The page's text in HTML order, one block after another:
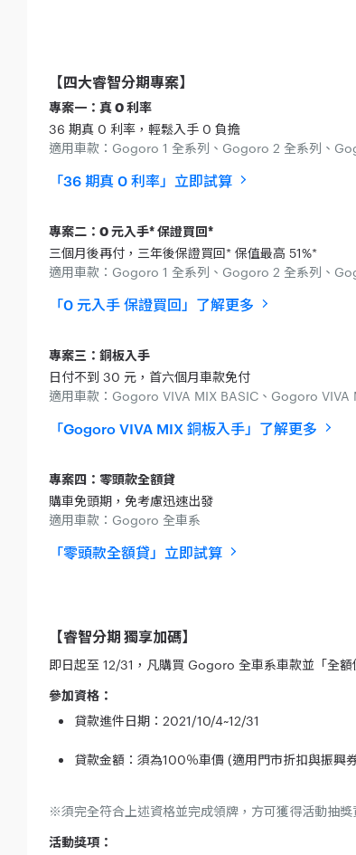
【四大睿智分期專案】
專案一：真 0 利率
36 期真 0 利率，輕鬆入手 0 負擔
適用車款：Gogoro 1 全系列、Gogoro 2 全系列、
「36 期真 0 利率」立即試算
專案二：0 元入手* 保證買回*
三個月後再付，三年後保證買回* 保值最高 51%*
適用車款：Gogoro 1 全系列、Gogoro 2 全系列、
「0 元入手 保證買回」了解更多
專案三：銅板入手
日付不到 30 元，首六個月車款免付
適用車款：Gogoro VIVA MIX BASIC、Gogoro VIVA
「Gogoro VIVA MIX 銅板入手」了解更多
專案四：零頭款全額貸
購車免頭期，免考慮迅速出發
適用車款：Gogoro 全車系
「零頭款全額貸」立即試算
【睿智分期 獨享加碼】
即日起至 12/31，凡購買 Gogoro 全車系車款並「全
參加資格：
貸款進件日期：2021/10/4~12/31
貸款金額：須為100％車價 (適用門市折扣與振興
※須完全符合上述資格並完成領牌，方可獲得活動抽獎
活動獎項：